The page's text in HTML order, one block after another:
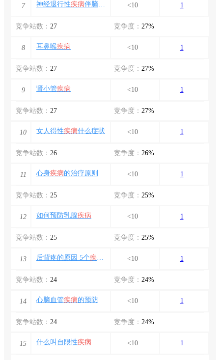
7 神经退行性疾病伴脑铁沉积6型是什么病 <10 1
竞争站数： 27 竞争度： 27%
8 耳鼻喉疾病 <10 1
竞争站数： 27 竞争度： 27%
9 肾小管疾病 <10 1
竞争站数： 27 竞争度： 27%
10 女人得性疾病什么症状 <10 1
竞争站数： 26 竞争度： 26%
11 心身疾病的治疗原则 <10 1
竞争站数： 25 竞争度： 25%
12 如何预防乳腺疾病 <10 1
竞争站数： 25 竞争度： 25%
13 后背疼的原因 5个疾病 会引起后背疼
<10 1
竞争站数： 24 竞争度： 24%
14 心脑血管疾病的预防 <10 1
竞争站数： 24 竞争度： 24%
15 什么叫自限性疾病 <10 1